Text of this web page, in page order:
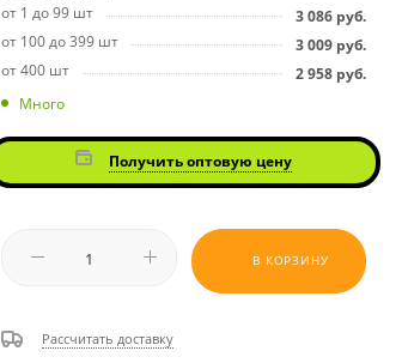
от 1 до 99 шт 3 086 руб.
от 100 до 399 шт
3 009 руб.
от 400 шт
2 958 руб.
Много
Получить оптовую цену
В КОРЗИНУ
Рассчитать доставку